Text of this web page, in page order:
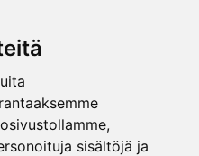
sisältöjä ja